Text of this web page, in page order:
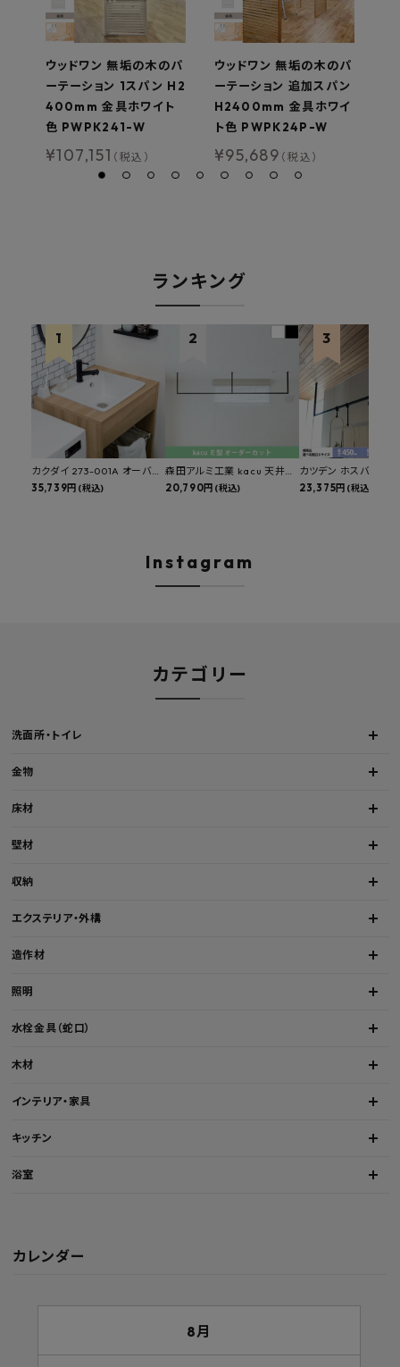
ウッドワン 無垢の木のパ
ーテーション 1スパン H2
400mm 金具ホワイト
色 PWPK241-W
¥107,151 （税込）
ウッドワン 無垢の木のパ
ーテーション 追加スパン
H2400mm 金具ホワイ
ト色 PWPK24P-W
¥95,689 （税込）
ランキング
カクダイ 273-001A オーバー
カウンタースロップシンク 選
35,739円 (税込)
森田アルミ工業 kacu 天井付
け物干し E型 サイズオーダー
20,790円 (税込)
カツデン ホスバ 天井
物干し 標準サイズ ス
23,375円 (税込)
Instagram
カテゴリー
洗面所・トイレ
金物
床材
壁材
収納
エクステリア・外構
造作材
照明
水栓金具（蛇口）
木材
インテリア・家具
キッチン
浴室
カレンダー
8月